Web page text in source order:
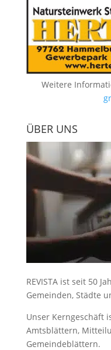
Weitere
ÜBER UNS
REVISTA ist seit 50
Gemeinden, Städte
Unser Kerngeschäft
Amtsblättern,
Gemeindeblättern.